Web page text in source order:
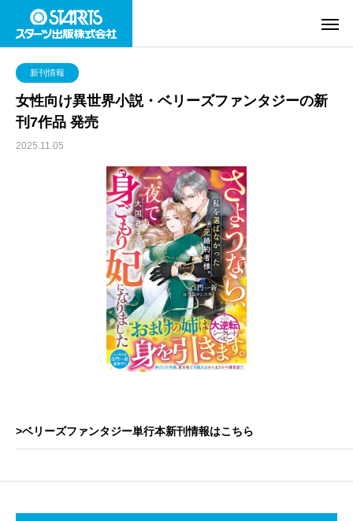
新刊情報
女性向け異世界小説・ベリーズファンタジーの新
刊7作品 発売
2025.11.05
>ベリーズファンタジー単行本新刊情報はこちら